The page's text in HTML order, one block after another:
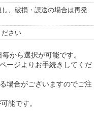
、破損・誤送の場合は再発
さい
から選択が可能です。
ージよりお手続きしてくだ
場合がございますのでご注
能です。